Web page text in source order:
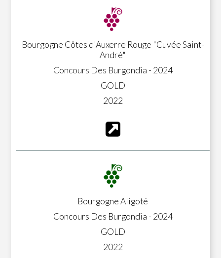
Bourgogne Côtes d'Auxerre Rouge "Cuvée Saint-
André"
Concours Des Burgondia - 2024
GOLD
2022
Bourgogne Aligoté
Concours Des Burgondia - 2024
GOLD
2022